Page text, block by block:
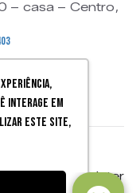
interage em
este site,
– casa – Centro,
Mobister